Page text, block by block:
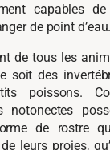
capables
de point d’eau.
de tous les
soit des
poissons.
notonectes
de rostre
leurs proies,